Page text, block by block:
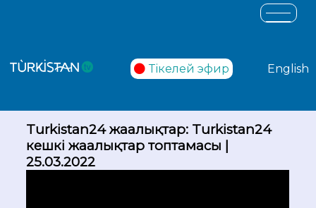
Тікелей эфир English
Turkistan24 жаңалықтар: Turkistan24
кешкі жаңалықтар топтамасы |
25.03.2022